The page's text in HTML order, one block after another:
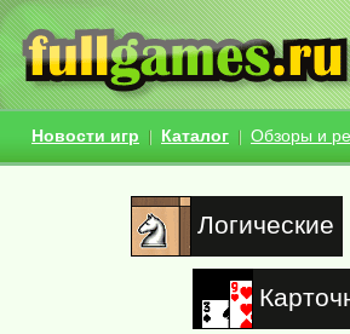
Новости игр Каталог Обзоры и
Логические